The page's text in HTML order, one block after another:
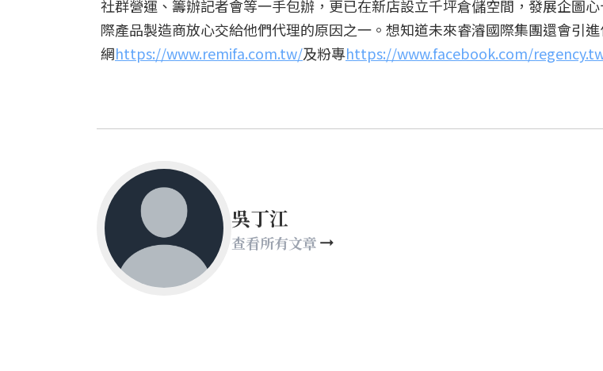
社群營運、籌辦記者會等一手包辦，更已在新店設立千坪倉儲空間，發展企圖
際產品製造商放心交給他們代理的原因之一。想知道未來睿濬國際集團還會引
網https://www.remifa.com.tw/及粉專https://www.facebook.com/
吳丁江
查看所有文章